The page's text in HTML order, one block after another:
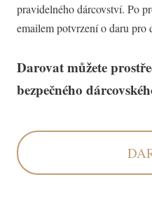
pravidelného dárcovství. Po
emailem potvrzení o daru pro
Darovat můžete
bezpečného